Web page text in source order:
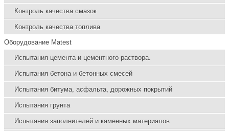
Контроль качества смазок
Контроль качества топлива
Оборудование Matest
Испытания цемента и цементного раствора.
Испытания бетона и бетонных смесей
Испытания битума, асфальта, дорожных покрытий
Испытания грунта
Испытания заполнителей и каменных материалов